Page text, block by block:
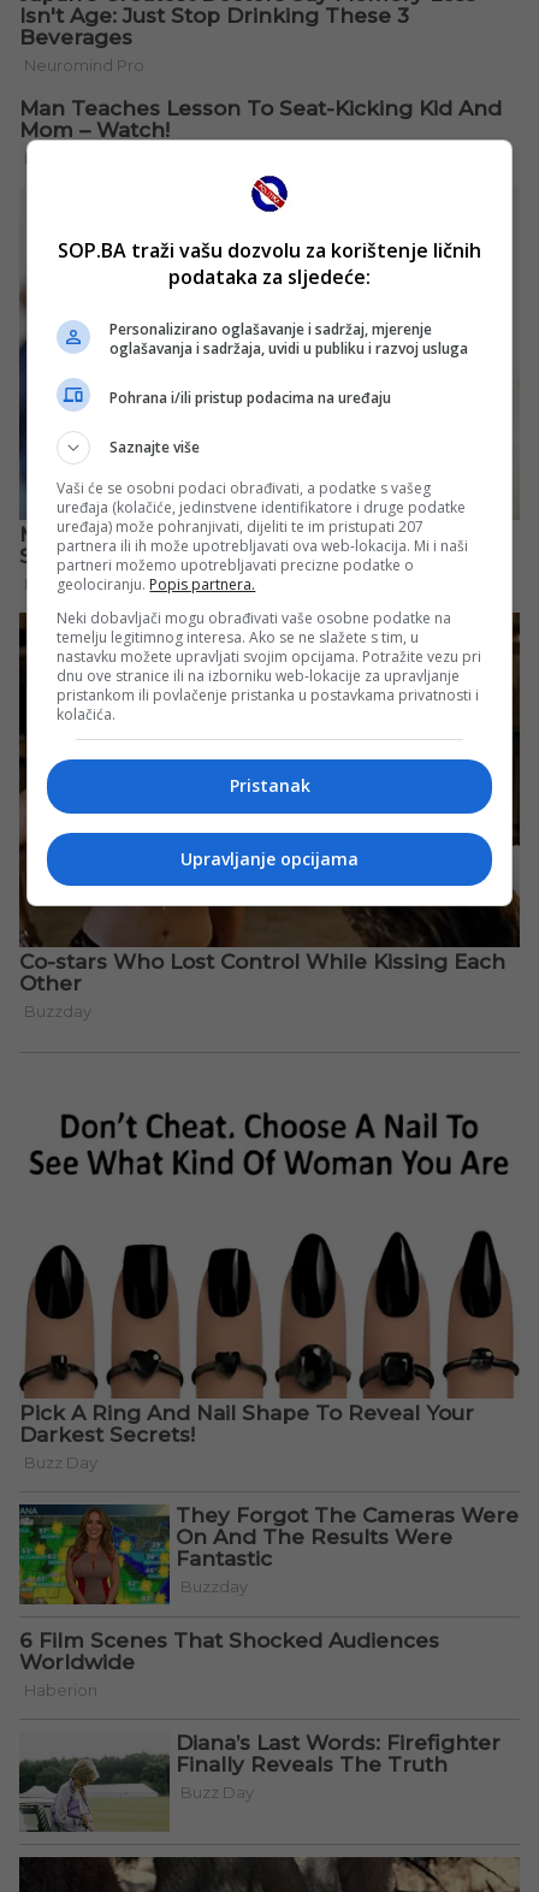
SOP.BA traži vašu dozvolu za korištenje ličnih
podataka za sljedeće:
Personalizirano oglašavanje i sadržaj, mjerenje
oglašavanja i sadržaja, uvidi u publiku i razvoj usluga
Pohrana i/ili pristup podacima na uređaju
Saznajte više
Vaši će se osobni podaci obrađivati, a podatke s vašeg
uređaja (kolačiće, jedinstvene identifikatore i druge podatke
uređaja) može pohranjivati, dijeliti te im pristupati 207
partnera ili ih može upotrebljavati ova web-lokacija. Mi i naši
partneri možemo upotrebljavati precizne podatke o
geolociranju. Popis partnera.
Neki dobavljači mogu obrađivati vaše osobne podatke na
temelju legitimnog interesa. Ako se ne slažete s tim, u
nastavku možete upravljati svojim opcijama. Potražite vezu pri
dnu ove stranice ili na izborniku web-lokacije za upravljanje
pristankom ili povlačenje pristanka u postavkama privatnosti i
kolačića.
Pristanak
Upravljanje opcijama